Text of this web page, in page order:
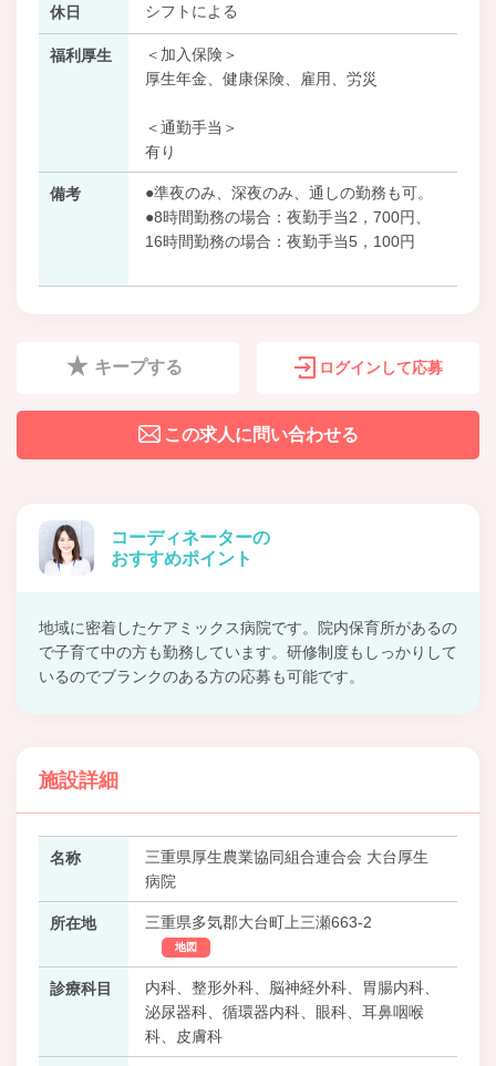
休日 シフトによる
福利厚生
＜加入保険＞
厚生年金、健康保険、雇用、労災
＜通勤手当＞
有り
備考
●準夜のみ、深夜のみ、通しの勤務も可。
●8時間勤務の場合：夜勤手当2，700円、
16時間勤務の場合：夜勤手当5，100円
キープする ログインして応募
この求人に問い合わせる
コーディネーターの
おすすめポイント
地域に密着したケアミックス病院です。院内保育所があるの
で子育て中の方も勤務しています。研修制度もしっかりして
いるのでブランクのある方の応募も可能です。
施設詳細
名称
三重県厚生農業協同組合連合会 大台厚生
病院
所在地 三重県多気郡大台町上三瀬663-2
地図
診療科目
内科、整形外科、脳神経外科、胃腸内科、
泌尿器科、循環器内科、眼科、耳鼻咽喉
科、皮膚科